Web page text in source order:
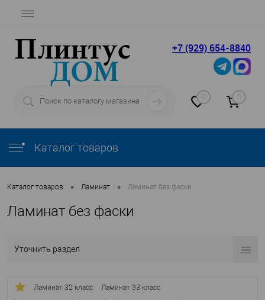
+7 (929) 654-8840
0 0
Каталог товаров
Каталог товаров • Ламинат • Ламинат без фаски
Ламинат без фаски
Уточнить раздел
Ламинат 32 класс Ламинат 33 класс